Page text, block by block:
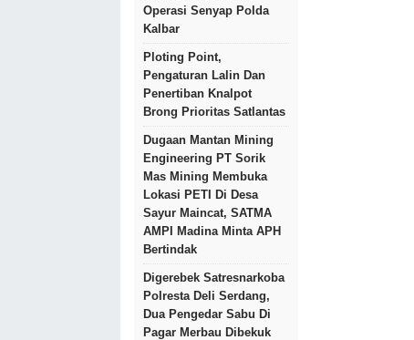
Operasi Senyap Polda
Kalbar
Ploting Point,
Pengaturan Lalin Dan
Penertiban Knalpot
Brong Prioritas Satlantas
Dugaan Mantan Mining
Engineering PT Sorik
Mas Mining Membuka
Lokasi PETI Di Desa
Sayur Maincat, SATMA
AMPI Madina Minta APH
Bertindak
Digerebek Satresnarkoba
Polresta Deli Serdang,
Dua Pengedar Sabu Di
Pagar Merbau Dibekuk